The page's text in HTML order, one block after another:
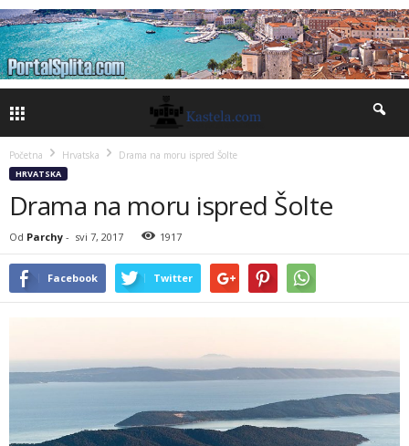
Početna Hrvatska Drama na moru ispred Šolte
HRVATSKA
Drama na moru ispred Šolte
Od Parchy - svi 7, 2017 1917
Facebook Twitter